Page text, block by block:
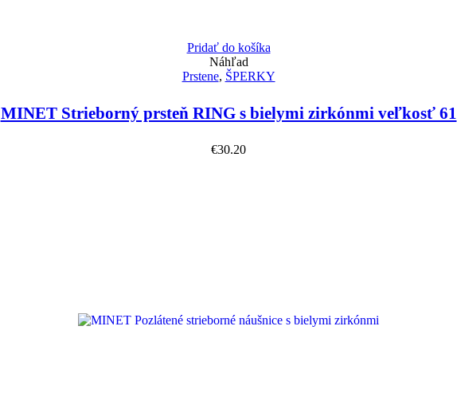
Pridať do košíka
Náhľad
Prstene, ŠPERKY
MINET Strieborný prsteň RING s bielymi zirkónmi veľkosť 61
€30.20